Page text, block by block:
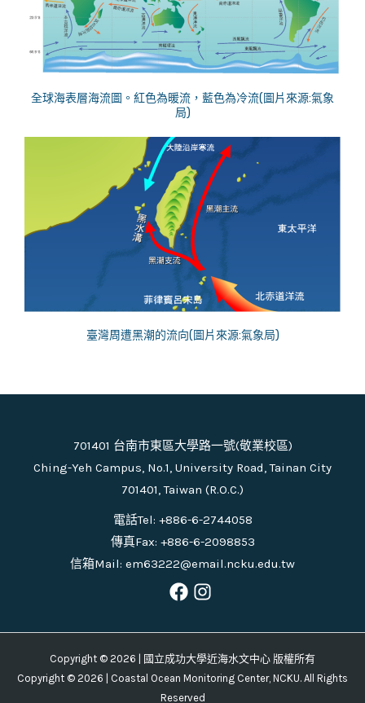
全球海表層海流圖。紅色為暖流，藍色為冷流(圖片來源:氣象
局)
臺灣周遭黑潮的流向(圖片來源:氣象局)
701401 台南市東區大學路一號(敬業校區)
Ching-Yeh Campus, No.1, University Road, Tainan City
701401, Taiwan (R.O.C.)
電話Tel: +886-6-2744058
傳真Fax: +886-6-2098853
信箱Mail: em63222@email.ncku.edu.tw
Copyright © 2026 | 國立成功大學近海水文中心 版權所有
Copyright © 2026 | Coastal Ocean Monitoring Center, NCKU. All Rights
Reserved